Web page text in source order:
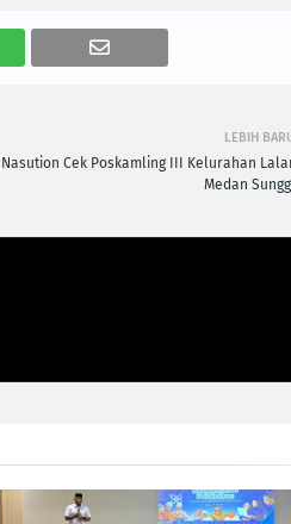
LEBIH
Cek Poskamling III Kelurahan
Medan